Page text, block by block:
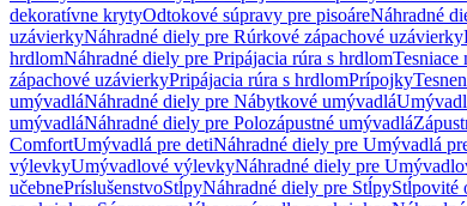
dekoratívne krytyOdtokové súpravy pre pisoáreNáhradné
uzávierkyNáhradné diely pre Rúrkové zápachové uzávierky
hrdlomNáhradné diely pre Pripájacia rúra s hrdlomTesniace
zápachové uzávierkyPripájacia rúra s hrdlomPrípojky
umývadláNáhradné diely pre Nábytkové umývadlá
umývadláNáhradné diely pre Polozápustné umývadlá
ComfortUmývadlá pre detiNáhradné diely pre Umývadlá
výlevkyUmývadlové výlevkyNáhradné diely pre
učebnePríslušenstvoStĺpyNáhradné diely pre StĺpyStĺpovité